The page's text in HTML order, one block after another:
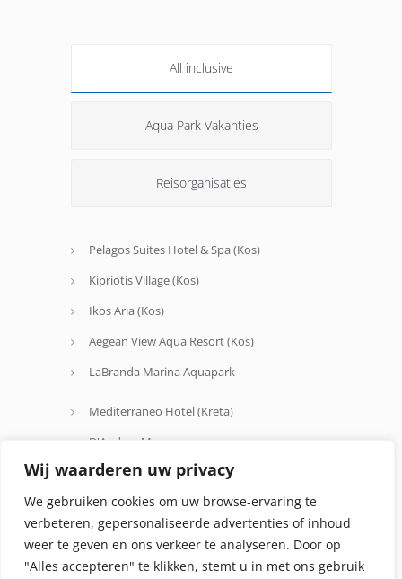
Wij waarderen uw privacy
We gebruiken cookies om uw browse-ervaring te
verbeteren, gepersonaliseerde advertenties of inhoud
weer te geven en ons verkeer te analyseren. Door op
"Alles accepteren" te klikken, stemt u in met ons gebruik
All inclusive
Aqua Park Vakanties
Reisorganisaties
Pelagos Suites Hotel & Spa (Kos)
Kipriotis Village (Kos)
Ikos Aria (Kos)
Aegean View Aqua Resort (Kos)
LaBranda Marina Aquapark
Mediterraneo Hotel (Kreta)
D'Andrea Mare
Avra Beach
Oceanis Hotel